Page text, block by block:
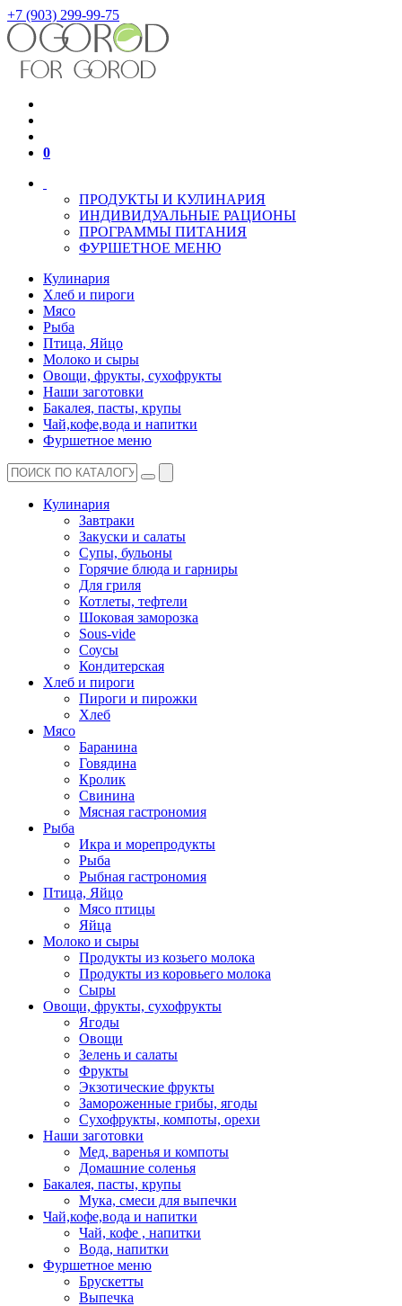
+7 (903) 299-99-75
0
ПРОДУКТЫ И КУЛИНАРИЯ
ИНДИВИДУАЛЬНЫЕ РАЦИОНЫ
ПРОГРАММЫ ПИТАНИЯ
ФУРШЕТНОЕ МЕНЮ
Кулинария
Хлеб и пироги
Мясо
Рыба
Птица, Яйцо
Молоко и сыры
Овощи, фрукты, сухофрукты
Наши заготовки
Бакалея, пасты, крупы
Чай,кофе,вода и напитки
Фуршетное меню
Кулинария
Завтраки
Закуски и салаты
Супы, бульоны
Горячие блюда и гарниры
Для гриля
Котлеты, тефтели
Шоковая заморозка
Sous-vide
Соусы
Кондитерская
Хлеб и пироги
Пироги и пирожки
Хлеб
Мясо
Баранина
Говядина
Кролик
Свинина
Мясная гастрономия
Рыба
Икра и морепродукты
Рыба
Рыбная гастрономия
Птица, Яйцо
Мясо птицы
Яйца
Молоко и сыры
Продукты из козьего молока
Продукты из коровьего молока
Сыры
Овощи, фрукты, сухофрукты
Ягоды
Овощи
Зелень и салаты
Фрукты
Экзотические фрукты
Замороженные грибы, ягоды
Сухофрукты, компоты, орехи
Наши заготовки
Мед, варенья и компоты
Домашние соленья
Бакалея, пасты, крупы
Мука, смеси для выпечки
Чай,кофе,вода и напитки
Чай, кофе , напитки
Вода, напитки
Фуршетное меню
Брускетты
Выпечка